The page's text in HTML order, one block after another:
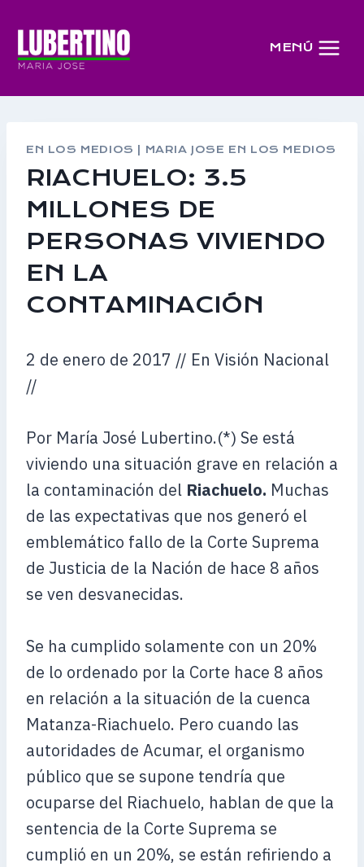
contenido
MENÚ
EN LOS MEDIOS MARIA JOSE EN LOS MEDIOS
RIACHUELO: 3.5
MILLONES DE
PERSONAS VIVIENDO
EN LA
CONTAMINACIÓN
2 de enero de 2017 // En Visión Nacional
//
Por María José Lubertino.(*) Se está
viviendo una situación grave en relación a
la contaminación del Riachuelo. Muchas
de las expectativas que nos generó el
emblemático fallo de la Corte Suprema
de Justicia de la Nación de hace 8 años
se ven desvanecidas.
Se ha cumplido solamente con un 20%
de lo ordenado por la Corte hace 8 años
en relación a la situación de la cuenca
Matanza-Riachuelo. Pero cuando las
autoridades de Acumar, el organismo
público que se supone tendría que
ocuparse del Riachuelo, hablan de que la
sentencia de la Corte Suprema se
cumplió en un 20%, se están refiriendo a